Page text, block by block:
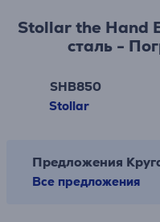
Stollar the Hand
сталь -
SHB850
Stollar
Предложения
Все предложения